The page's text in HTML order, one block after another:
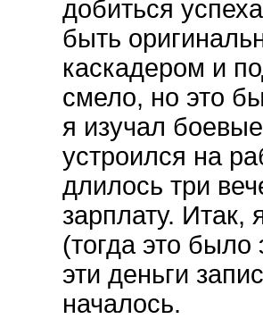
добиться
быть
каскадером и
смело, но это
я изучал
устроился на
длилось три
зарплату. Итак,
(тогда это
эти деньги
началось.